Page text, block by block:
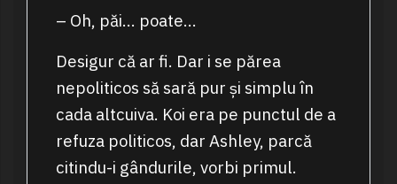
– Oh, păi… poate…
Desigur că ar fi. Dar i se părea
nepoliticos să sară pur și simplu în
cada altcuiva. Koi era pe punctul de a
refuza politicos, dar Ashley, parcă
citindu-i gândurile, vorbi primul.